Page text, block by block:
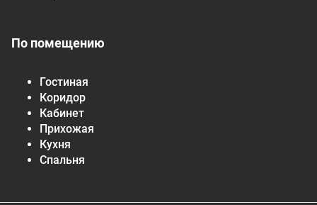
По помещению
Гостиная
Коридор
Кабинет
Прихожая
Кухня
Спальня